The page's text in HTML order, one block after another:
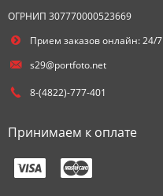
ОГРНИП 307770000523669
Прием заказов онлайн: 24/7
s29@portfoto.net
8-(4822)-777-401
Принимаем к оплате